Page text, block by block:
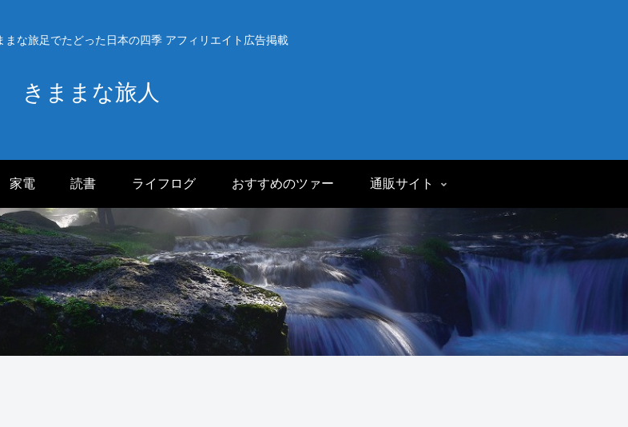
まな旅足でたどった日本の四季 アフィリエイト広告掲載
きままな旅人
家電 読書 ライフログ おすすめのツァー 通販サイト